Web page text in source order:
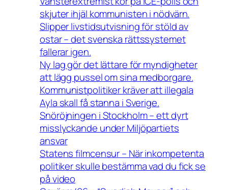
skjuter ihjäl kommunisten i nödvärn.
Slipper livstidsutvisning för stöld av
ostar – det svenska rättssystemet
fallerar igen.
Ny lag gör det lättare för myndigheter
att lägg pussel om sina medborgare.
Kommunistpolitiker kräver att illegala
Ayla skall få stanna i Sverige.
Snöröjningen i Stockholm – ett dyrt
misslyckande under Miljöpartiets
ansvar
Statens filmcensur – När inkompetenta
politiker skulle bestämma vad du fick se
på video